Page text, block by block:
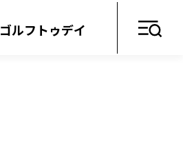
ゴルフトゥデイ